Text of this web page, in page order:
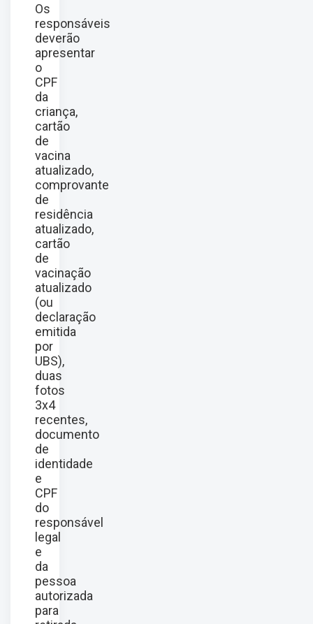
Os
responsáveis
deverão
apresentar
o
CPF
da
criança,
cartão
de
vacina
atualizado,
comprovante
de
residência
atualizado,
cartão
de
vacinação
atualizado
(ou
declaração
emitida
por
UBS),
duas
fotos
3x4
recentes,
documento
de
identidade
e
CPF
do
responsável
legal
e
da
pessoa
autorizada
para